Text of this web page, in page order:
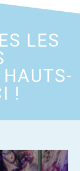
LES
!